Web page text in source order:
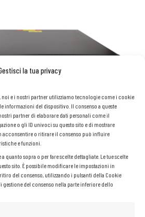
la tua privacy
noi e i nostri partner utilizziamo tecnologie come i cookie
informazioni del dispositivo. Il consenso a queste
partner di elaborare dati personali come il
o gli ID univoci su questo sito e di mostrare
acconsentire o ritirare il consenso può influire
e funzioni.
quanto sopra o per fare scelte dettagliate. Le tue scelte
sito. È possibile modificare le impostazioni in
del consenso, utilizzando i pulsanti della Cookie
del consenso nella parte inferiore dello